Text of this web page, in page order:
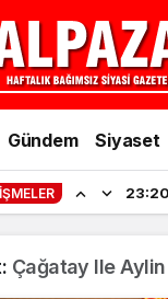
Gündem Siyaset
23:20
Çağatay Ile